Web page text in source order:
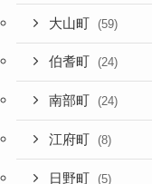
大山町 (59)
伯耆町 (24)
南部町 (24)
江府町 (8)
日野町 (5)